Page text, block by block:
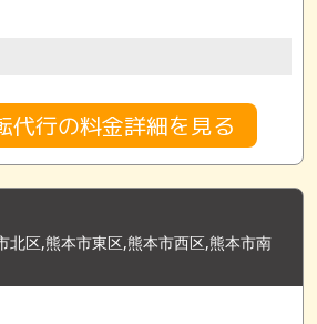
代行の料金詳細を見る
北区,熊本市東区,熊本市西区,熊本市南